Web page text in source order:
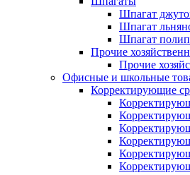
Шпагат
Шпагат
Шпагат
Прочие
Прочие
Офисные и школьные
Корректирующие